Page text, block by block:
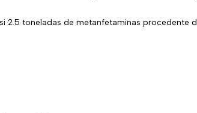
2.5 toneladas de metanfetaminas procedente